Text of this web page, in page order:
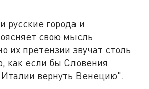
русские города и
свою мысль
их претензии звучат столь
как если бы Словения
Италии вернуть Венецию".